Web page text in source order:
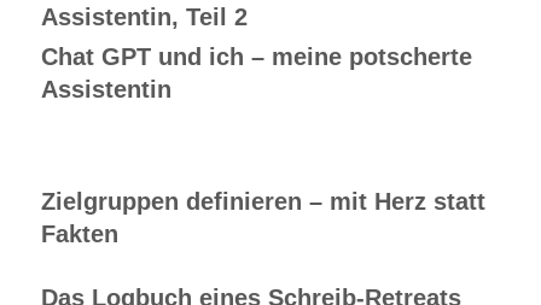
Assistentin, Teil 2
Chat GPT und ich – meine potscherte
Assistentin
Zielgruppen definieren – mit Herz statt
Fakten
Das Logbuch eines Schreib-Retreats